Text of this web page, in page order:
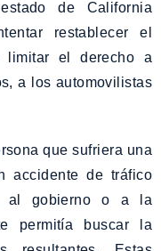
de California
restablecer el
limitar el derecho a
a los automovilistas
que sufriera una
accidente de tráfico
al gobierno o a la
permitía buscar la